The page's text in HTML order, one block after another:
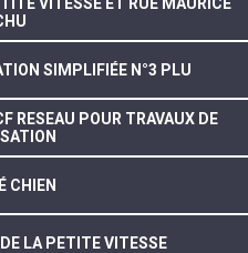
SIMPLIFIÉE N°3 PLU
RESEAU POUR TRAVAUX DE
CHIEN
LA PETITE VITESSE